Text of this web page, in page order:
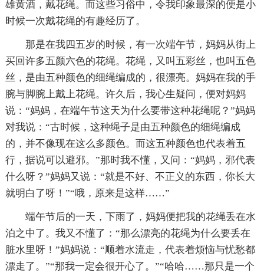
雄黄酒，戴花绳。而这些习俗中，令我印象最深的便是小
时候一次戴花绳的有趣经历了。
那是在我四五岁的时候，有一次端午节，妈妈从街上
买回许多五颜六色的花绳。花绳，又叫五彩丝，也叫五色
丝，是由五种颜色的细绳编成的，很漂亮。妈妈在我的手
腕与脚腕上戴上花绳。许久后，我心生疑问，便对妈妈
说：“妈妈，在端午节这天为什么要带这种花绳呢？”妈妈
对我说：“古时候，这种绳子是由五种颜色的细绳编成
的，并不像现在这么多颜色。而这五种颜色也代表着五
行，据说可以避邪。”那时我不懂，又问：“妈妈，邪代表
什么呀？”妈妈又说：“就是不好、不正义的东西，你长大
就明白了呀！”“哦，原来是这样……”
端午节后的一天，下雨了，妈妈便把我的花绳丢在水
泊之中了。我又不懂了：“那么漂亮的花绳为什么要丢在
脏水里呀！”妈妈说：“顺着水流走，代表着烦恼与忧愁都
漂走了。”“那我一定会很开心了。”“哈哈……那只是一个